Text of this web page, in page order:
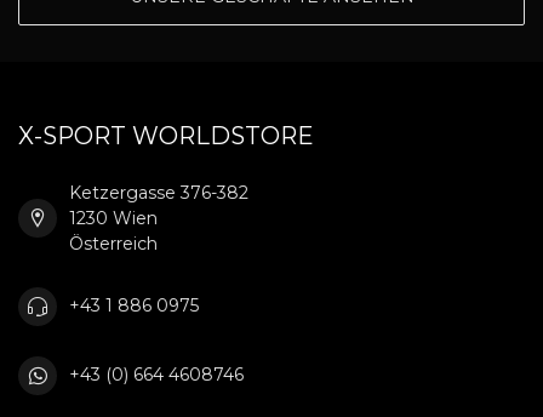
X-SPORT WORLDSTORE
Ketzergasse 376-382
1230 Wien
Österreich
+43 1 886 0975
+43 (0) 664 4608746